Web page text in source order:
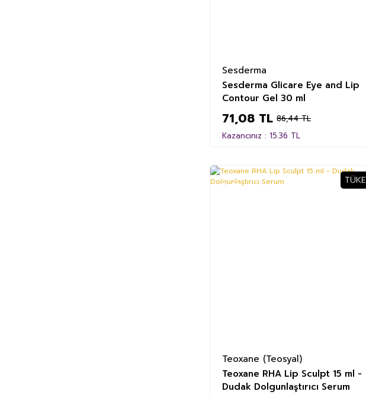
Sesderma
Sesderma Glicare Eye and Lip
Contour Gel 30 ml
71,08 TL 86,44 TL
Kazancınız : 15.36 TL
%41
Teoxane (Teosyal)
Teoxane RHA Lip Sculpt 15 ml -
Dudak Dolgunlaştırıcı Serum